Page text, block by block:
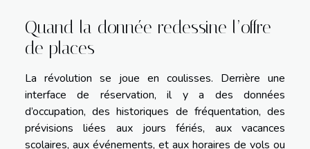
Quand la donnée redessine l’offre
de places
La révolution se joue en coulisses. Derrière une
interface de réservation, il y a des données
d’occupation, des historiques de fréquentation, des
prévisions liées aux jours fériés, aux vacances
scolaires, aux événements, et aux horaires de vols ou